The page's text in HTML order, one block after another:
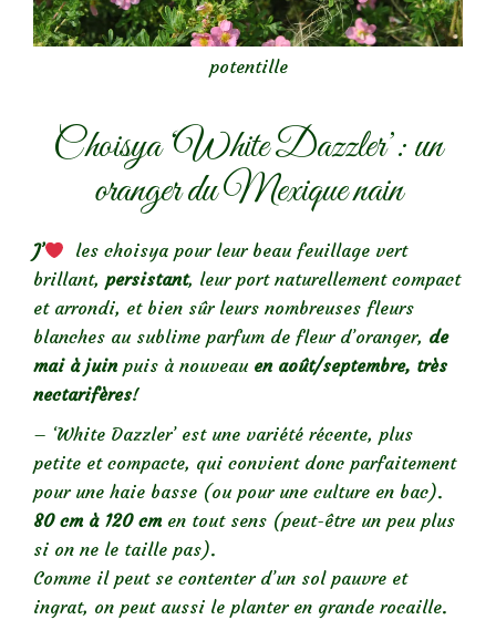
potentille
Choisya ‘White Dazzler’: un
oranger du Mexique nain
J’
les choisya pour leur beau feuillage vert
brillant, persistant, leur port naturellement compact
et arrondi, et bien sûr leurs nombreuses fleurs
blanches au sublime parfum de fleur d’oranger, de
mai à juinpuis à nouveau en août/septembre, très
nectarifères!
– ‘White Dazzler’ est une variété récente, plus
petite et compacte, qui convient donc parfaitement
pour une haie basse (ou pour une culture en bac).
80 cm à 120 cmen tout sens (peut-être un peu plus
si on ne le taille pas).
Comme il peut se contenter d’un sol pauvre et
ingrat, on peut aussi le planter en grande rocaille.